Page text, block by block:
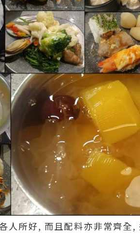
人所好, 而且配料亦非常齊全